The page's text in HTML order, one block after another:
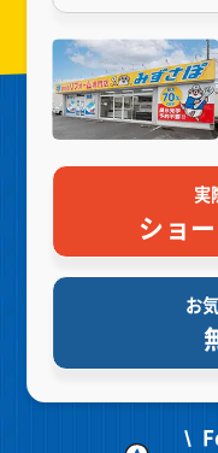
実
ショ
お